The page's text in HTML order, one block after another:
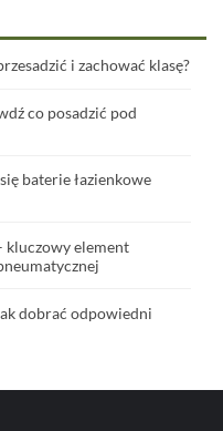
i zachować klasę?
co posadzić pod
baterie łazienkowe
kluczowy element
dobrać odpowiedni